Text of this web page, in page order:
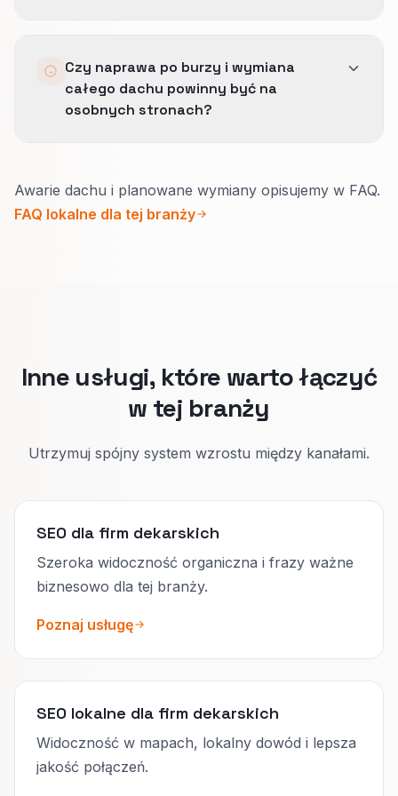
słabej pracy i spisaną listę połączeń, których
zespół nie chce, jeszcze zanim zapadnie
decyzja o skali.
Czy naprawa po burzy i wymiana
całego dachu powinny być na
osobnych stronach?
Po burzy liczy się szybki kontakt i dowód, że
rozumiecie szkody z polisy.
Awarie dachu i planowane wymiany opisujemy w FAQ.
FAQ lokalne dla tej branży
Inne usługi, które warto łączyć
w tej branży
Utrzymuj spójny system wzrostu między kanałami.
SEO dla firm dekarskich
Szeroka widoczność organiczna i frazy ważne
biznesowo dla tej branży.
Poznaj usługę
SEO lokalne dla firm dekarskich
Widoczność w mapach, lokalny dowód i lepsza
jakość połączeń.